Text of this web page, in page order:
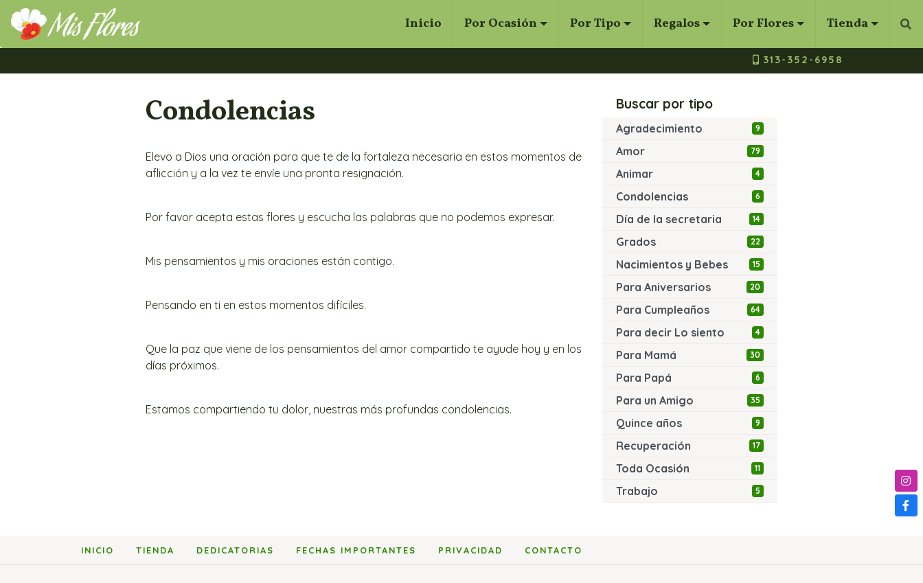
Inicio Por Ocasión Por Tipo Regalos Por Flores Tienda
Cerrar
Buscar
313-352-6958
Condolencias
Elevo a Dios una oración para que te de la fortaleza necesaria en estos momentos de
aflicción y a la vez te envíe una pronta resignación.
Por favor acepta estas flores y escucha las palabras que no podemos expresar.
Mis pensamientos y mis oraciones están contigo.
Pensando en ti en estos momentos difíciles.
Que la paz que viene de los pensamientos del amor compartido te ayude hoy y en los
días próximos.
Estamos compartiendo tu dolor, nuestras más profundas condolencias.
Buscar por tipo
Agradecimiento 9
Amor 79
Animar 4
Condolencias 6
Día de la secretaria 14
Grados 22
Nacimientos y Bebes 15
Para Aniversarios 20
Para Cumpleaños 64
Para decir Lo siento 4
Para Mamá 30
Para Papá 6
Para un Amigo 35
Quince años 9
Recuperación 17
Toda Ocasión 11
Trabajo 5
INICIO TIENDA DEDICATORIAS FECHAS IMPORTANTES PRIVACIDAD CONTACTO